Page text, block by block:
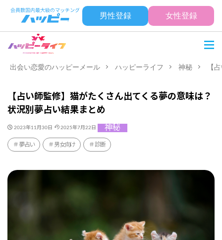
男性登録 女性登録
出会い恋愛のハッピーメール ハッピーライフ 神秘 【
【占い師監修】猫がたくさん出てくる夢の意味は？
状況別夢占い結果まとめ
2023年11月30日 2025年7月22日 神秘
夢占い 男女向け 診断